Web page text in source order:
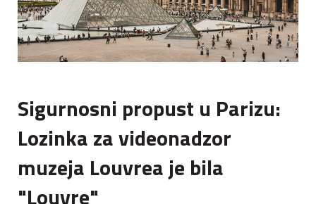
Sigurnosni propust u Parizu:
Lozinka za videonadzor
muzeja Louvrea je bila
"Louvre"